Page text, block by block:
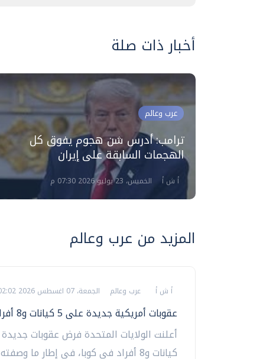
أخبار ذات صلة
عرب وعالم
ترامب: أدرس شن هجوم يفوق كل
الهجمات السابقة على إيران
أ ش أ الخميس، 23 يوليو 2026 07:30 م
المزيد من عرب وعالم
أ ش أ عرب وعالم الجمعة، 07 اغسطس 2026 02:02 ص
عقوبات أمريكية جديدة على 5 كيانات و8 أفراد في كوبا
كيانات و8 أفراد في كوبا، في إطار ما وصفته